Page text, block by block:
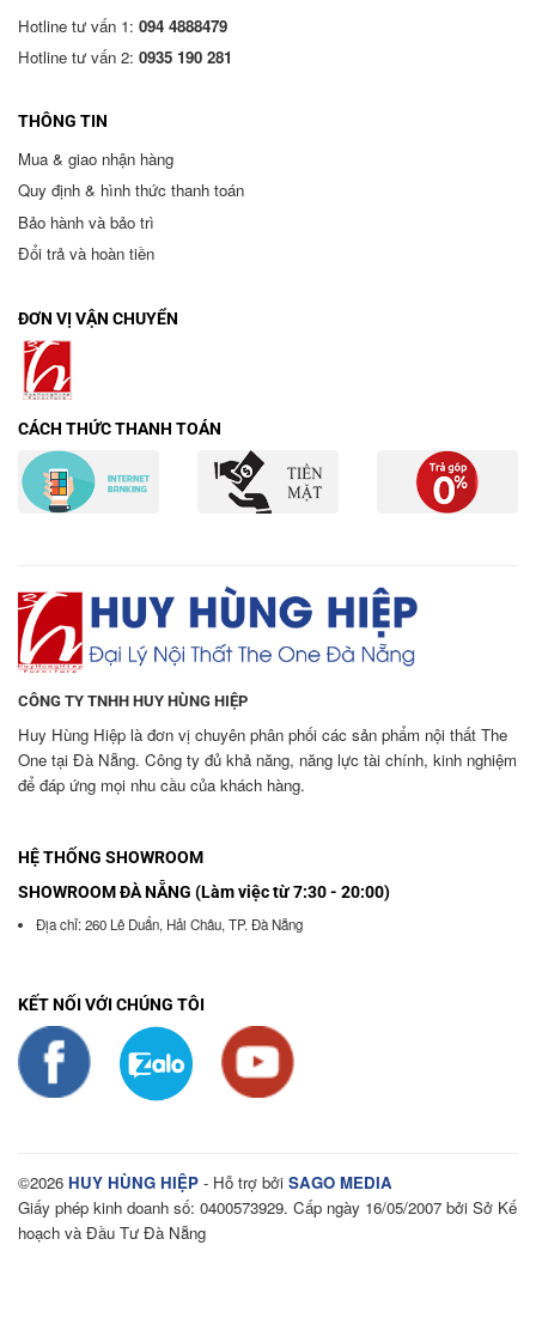
Hotline tư vấn 1: 094 4888479
Hotline tư vấn 2: 0935 190 281
THÔNG TIN
Mua & giao nhận hàng
Quy định & hình thức thanh toán
Bảo hành và bảo trì
Đổi trả và hoàn tiền
ĐƠN VỊ VẬN CHUYỂN
CÁCH THỨC THANH TOÁN
CÔNG TY TNHH HUY HÙNG HIỆP
Huy Hùng Hiệp là đơn vị chuyên phân phối các sản phẩm nội thất The
One tại Đà Nẵng. Công ty đủ khả năng, năng lực tài chính, kinh nghiệm
để đáp ứng mọi nhu cầu của khách hàng.
HỆ THỐNG SHOWROOM
SHOWROOM ĐÀ NẴNG (Làm việc từ 7:30 - 20:00)
Địa chỉ: 260 Lê Duẩn, Hải Châu, TP. Đà Nẵng
KẾT NỐI VỚI CHÚNG TÔI
©2026 HUY HÙNG HIỆP - Hỗ trợ bởi SAGO MEDIA
Giấy phép kinh doanh số: 0400573929. Cấp ngày 16/05/2007 bởi Sở Kế
hoạch và Đầu Tư Đà Nẵng